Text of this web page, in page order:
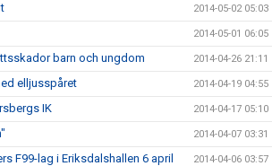
2014-05-02 05:03
2014-05-01 06:05
barn och ungdom 2014-04-26 21:11
elljusspåret 2014-04-19 04:55
IK 2014-04-17 05:10
2014-04-07 03:31
F99-lag i Eriksdalshallen 6 april 2014-04-06 03:57